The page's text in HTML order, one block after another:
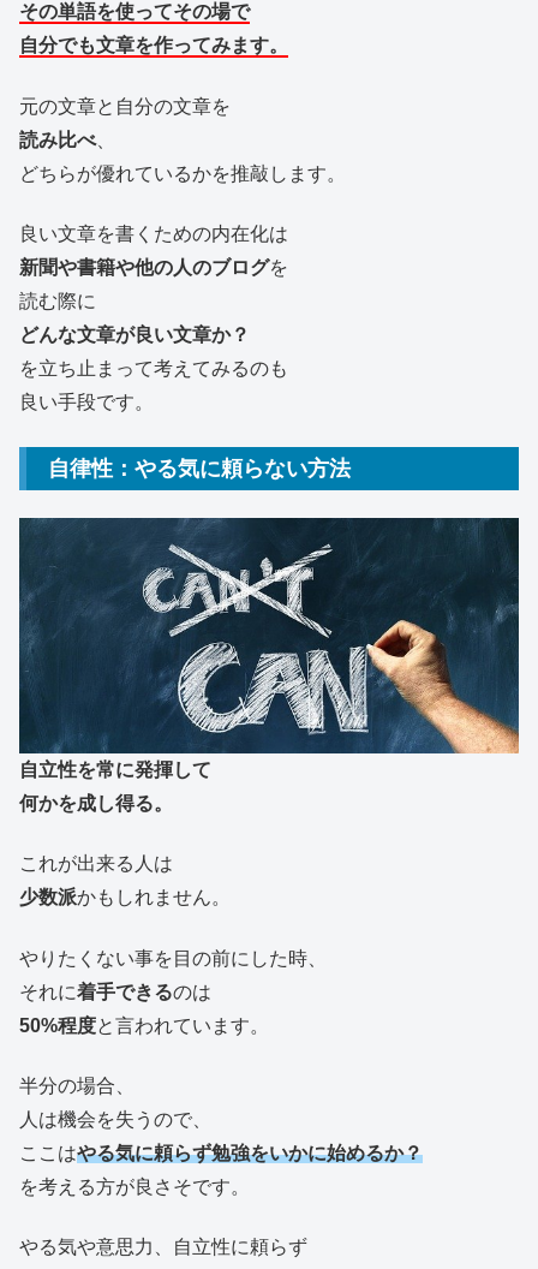
その単語を使ってその場で
自分でも文章を作ってみます。
元の文章と自分の文章を
読み比べ、
どちらが優れているかを推敲します。
良い文章を書くための内在化は
新聞や書籍や他の人のブログを
読む際に
どんな文章が良い文章か？
を立ち止まって考えてみるのも
良い手段です。
自律性：やる気に頼らない方法
自立性を常に発揮して
何かを成し得る。
これが出来る人は
少数派かもしれません。
やりたくない事を目の前にした時、
それに着手できるのは
50%程度と言われています。
半分の場合、
人は機会を失うので、
ここはやる気に頼らず勉強をいかに始めるか？
を考える方が良さそです。
やる気や意思力、自立性に頼らず